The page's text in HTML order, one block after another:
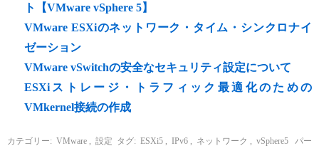
ト【VMware vSphere 5】
VMware ESXiのネットワーク・タイム・シンクロナイ
ゼーション
VMware vSwitchの安全なセキュリティ設定について
ESXiストレージ・トラフィック最適化のための
VMkernel接続の作成
カテゴリー: VMware 設定 タグ: ESXi5 IPv6 ネットワーク vSphere5
パー